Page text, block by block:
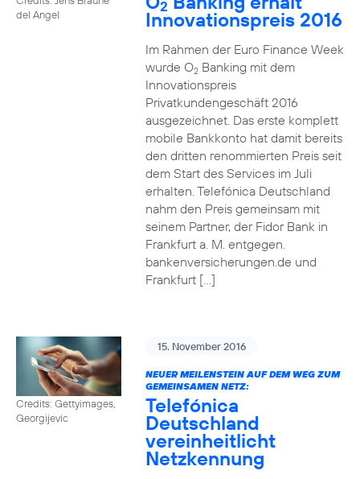
del Angel
2
Innovationspreis 2016
Im Rahmen der Euro Finance Week
wurde O2Banking mit dem
Innovationspreis
Privatkundengeschäft 2016
ausgezeichnet. Das erste komplett
mobile Bankkonto hat damit bereits
den dritten renommierten Preis seit
dem Start des Services im Juli
erhalten. Telefónica Deutschland
nahm den Preis gemeinsam mit
seinem Partner, der Fidor Bank in
Frankfurt a. M. entgegen.
bankenversicherungen.de und
Frankfurt […]
Credits: Gettyimages,
Georgijevic
15. November 2016
NEUER MEILENSTEIN AUF DEM WEG ZUM
GEMEINSAMEN NETZ:
Telefónica
Deutschland
vereinheitlicht
Netzkennung